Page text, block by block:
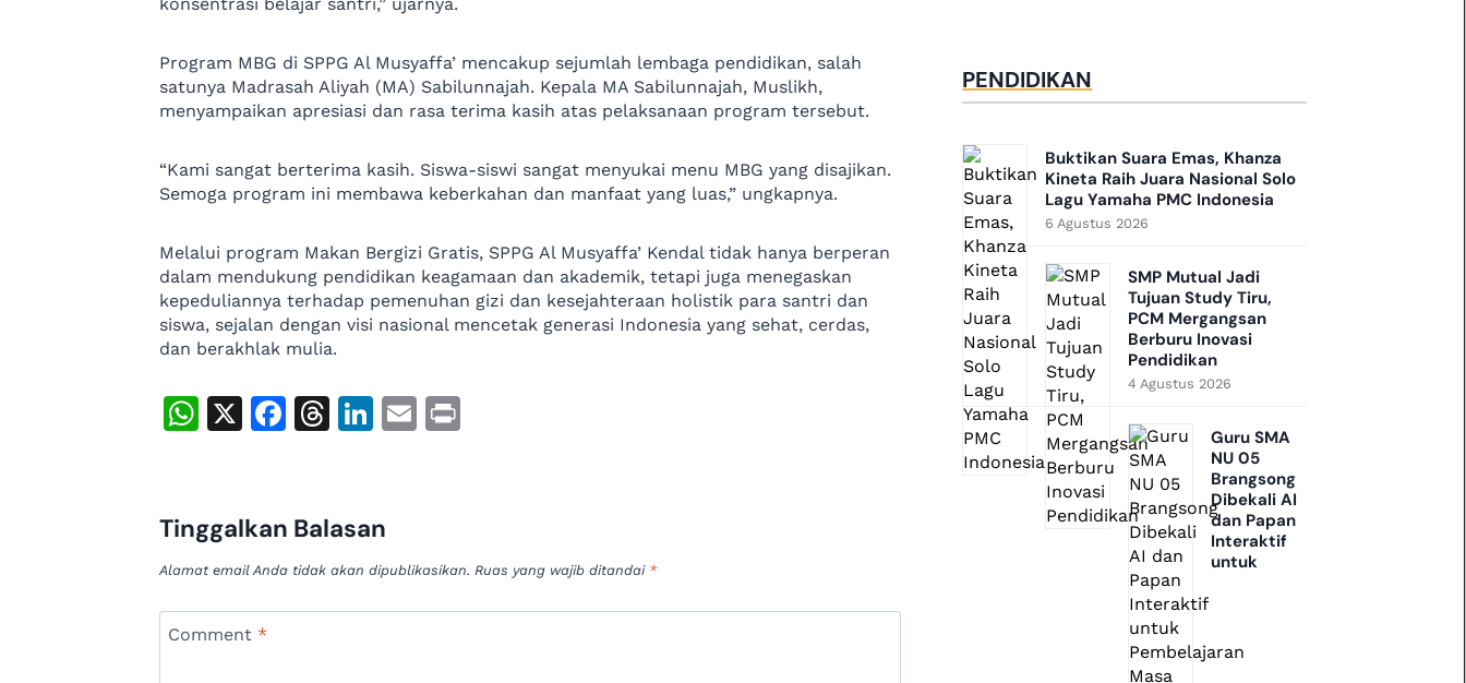
Program MBG di SPPG Al Musyaffa’ mencakup sejumlah lembaga pendidikan, salah
satunya Madrasah Aliyah (MA) Sabilunnajah. Kepala MA Sabilunnajah, Muslikh,
menyampaikan apresiasi dan rasa terima kasih atas pelaksanaan program tersebut.
“Kami sangat berterima kasih. Siswa-siswi sangat menyukai menu MBG yang disajikan.
Semoga program ini membawa keberkahan dan manfaat yang luas,” ungkapnya.
Melalui program Makan Bergizi Gratis, SPPG Al Musyaffa’ Kendal tidak hanya berperan
dalam mendukung pendidikan keagamaan dan akademik, tetapi juga menegaskan
kepeduliannya terhadap pemenuhan gizi dan kesejahteraan holistik para santri dan
siswa, sejalan dengan visi nasional mencetak generasi Indonesia yang sehat, cerdas,
dan berakhlak mulia.
W
s
A
p
p
X
F
e
o
o
T
a
d
s
Li
e
dI
n
E
Tinggalkan Balasan
Alamat email Anda tidak akan dipublikasikan. Ruas yang wajib ditandai *
Comment *
PENDIDIKAN
Buktikan Suara Emas, Khanza
Kineta Raih Juara Nasional Solo
Lagu Yamaha PMC Indonesia
6 Agustus 2026
SMP Mutual Jadi
Tujuan Study Tiru,
PCM Mergangsan
Berburu Inovasi
Pendidikan
4 Agustus 2026
Guru SMA
NU 05
Brangsong
Dibekali AI
dan Papan
Interaktif
untuk